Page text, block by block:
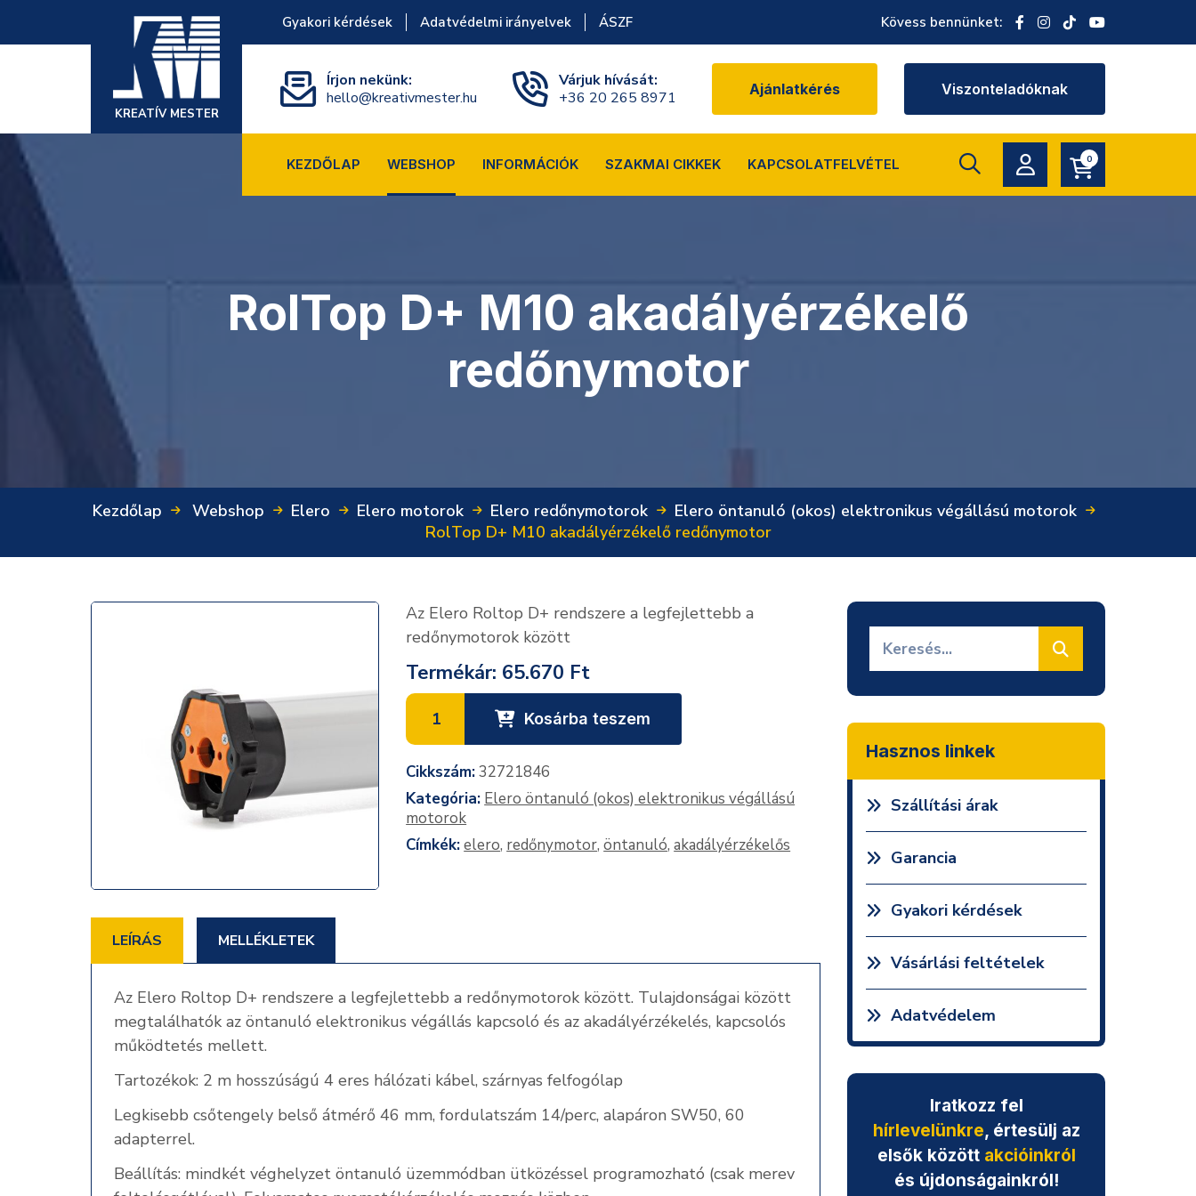
Gyakori kérdések Adatvédelmi irányelvek ÁSZF Kövess bennünket:
KREATÍV MESTER
Írjon nekünk:
hello@kreativmester.hu
Várjuk hívását:
+36 20 265 8971
Ajánlatkérés Viszonteladóknak
KEZDŐLAP WEBSHOP INFORMÁCIÓK SZAKMAI CIKKEK KAPCSOLATFELVÉTEL 0
RolTop D+ M10 akadályérzékelő
redőnymotor
Kezdőlap Webshop Elero Elero motorok Elero redőnymotorok
Elero öntanuló (okos) elektronikus végállású motorok
RolTop D+ M10 akadályérzékelő redőnymotor
Az Elero Roltop D+ rendszere a legfejlettebb a
redőnymotorok között
Termékár: 65.670 Ft
Kosárba teszem
Cikkszám:32721846
Kategória: Elero öntanuló (okos) elektronikus végállású
motorok
Címkék:elero, redőnymotor,öntanuló,akadályérzékelős
LEÍRÁS MELLÉKLETEK
Az Elero Roltop D+ rendszere a legfejlettebb a redőnymotorok között. Tulajdonságai között
megtalálhatók az öntanuló elektronikus végállás kapcsoló és az akadályérzékelés, kapcsolós
működtetés mellett.
Tartozékok: 2 m hosszúságú 4 eres hálózati kábel, szárnyas felfogólap
Legkisebb csőtengely belső átmérő 46 mm, fordulatszám 14/perc, alapáron SW50, 60
adapterrel.
Beállítás: mindkét véghelyzet öntanuló üzemmódban ütközéssel programozható (csak merev
Hasznos linkek
Szállítási árak
Garancia
Gyakori kérdések
Vásárlási feltételek
Adatvédelem
Iratkozz fel
hírlevelünkre, értesülj az
elsők között akcióinkról
és újdonságainkról!